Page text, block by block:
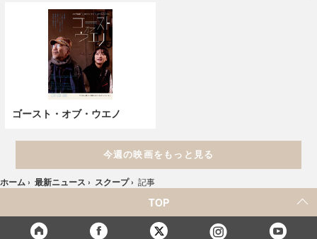
ゴースト・オブ・ウエノ
今週の映画をもっと見る
ホーム › 最新ニュース › スクープ › 記事
TOP